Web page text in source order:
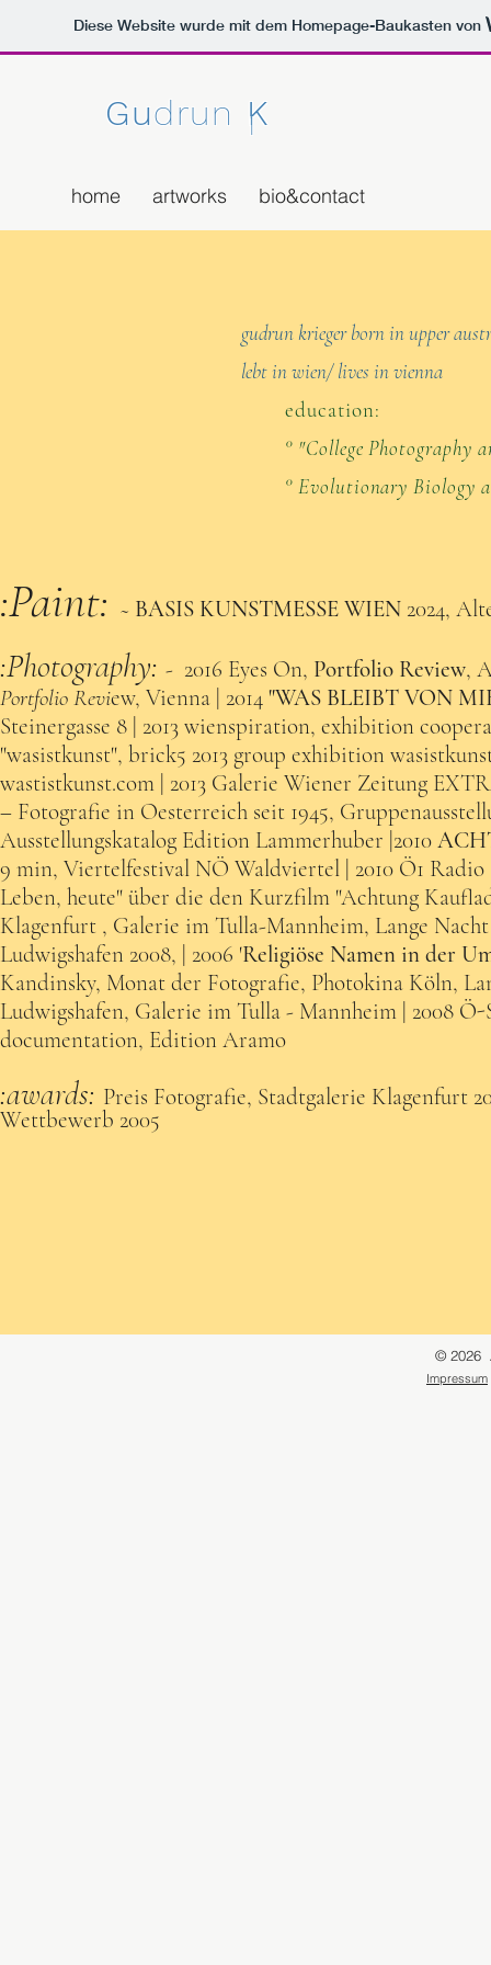
Diese Website wurde mit dem Homepage-Baukasten von
Gudrun K
|
home artworks bio&contact
gudrun krieger born in upper
lebt in wien/ lives in vienna
education:
° "College Photography
° Evolutionary Biology
:Paint: ~ BASIS KUNSTMESSE WIEN 2024,
:Photography: - 2016 Eyes On, Portfolio Review,
Portfolio Review, Vienna | 2014 "WAS BLEIBT VON
Steinergasse 8 | 2013 wienspiration, exhibition
"wasistkunst", brick5 2013 group exhibition
wastistkunst.com | 2013 Galerie Wiener Zeitung
– Fotografie in Oesterreich seit 1945,
Ausstellungskatalog Edition Lammerhuber |2010
9 min, Viertelfestival NÖ Waldviertel | 2010 Ö1
Leben, heute" über die den Kurzfilm "Achtung
Klagenfurt , Galerie im Tulla-Mannheim, Lange
Ludwigshafen 2008, | 2006 'Religiöse Namen in der
Kandinsky, Monat der Fotografie, Photokina Köln,
Ludwigshafen, Galerie im Tulla - Mannheim | 2008
documentation, Edition Aramo
:awards: Preis Fotografie, Stadtgalerie Klagenfurt
Wettbewerb 2005
© 2026
Impressum